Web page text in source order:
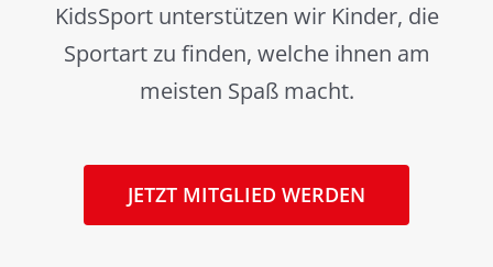
KidsSport unterstützen wir Kinder, die
Sportart zu finden, welche ihnen am
meisten Spaß macht.
JETZT MITGLIED WERDEN